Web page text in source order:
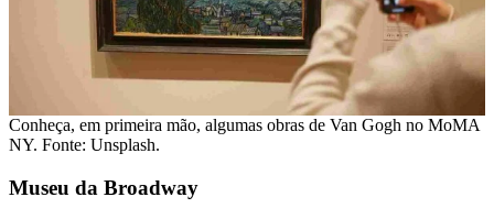
Conheça, em primeira mão, algumas obras de Van Gogh no MoMA
NY. Fonte: Unsplash.
Museu da Broadway